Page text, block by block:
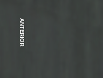
ANTERIOR